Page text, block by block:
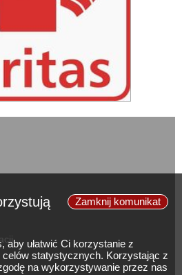
Zamknij komunikat
aby ułatwić Ci korzystanie z
statystycznych. Korzystając z
na wykorzystywanie przez nas